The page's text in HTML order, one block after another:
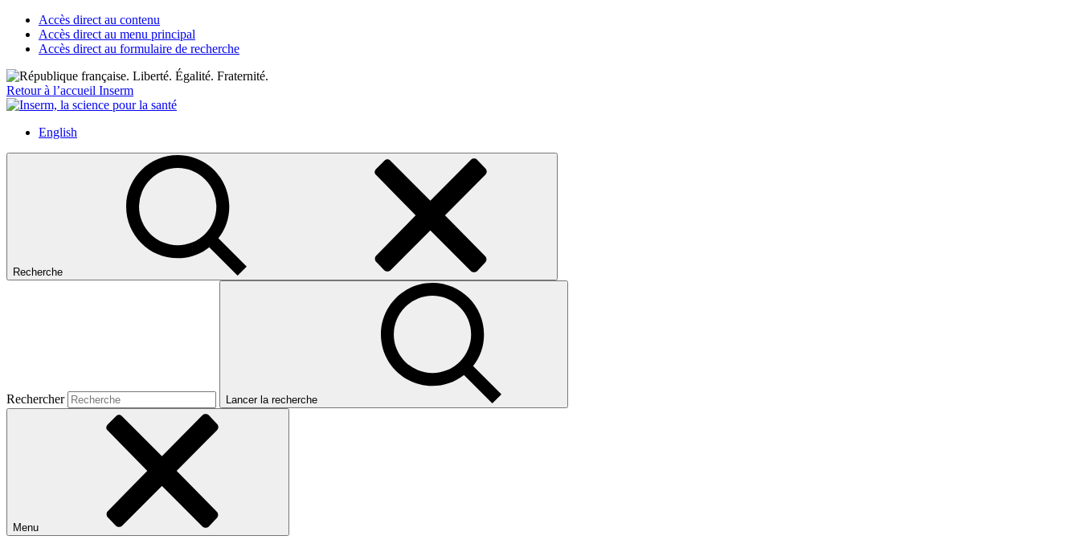
Accès direct au contenu
Accès direct au menu principal
Accès direct au formulaire de recherche
Retour à l’accueil Inserm
English
Recherche
Rechercher Lancer la recherche
Menu